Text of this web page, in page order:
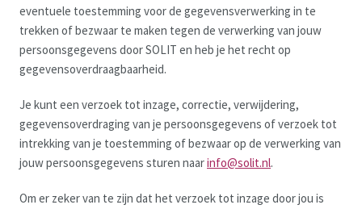
eventuele toestemming voor de gegevensverwerking in te
trekken of bezwaar te maken tegen de verwerking van jouw
persoonsgegevens door SOLIT en heb je het recht op
gegevensoverdraagbaarheid.
Je kunt een verzoek tot inzage, correctie, verwijdering,
gegevensoverdraging van je persoonsgegevens of verzoek tot
intrekking van je toestemming of bezwaar op de verwerking van
jouw persoonsgegevens sturen naarinfo@solit.nl.
Om er zeker van te zijn dat het verzoek tot inzage door jou is